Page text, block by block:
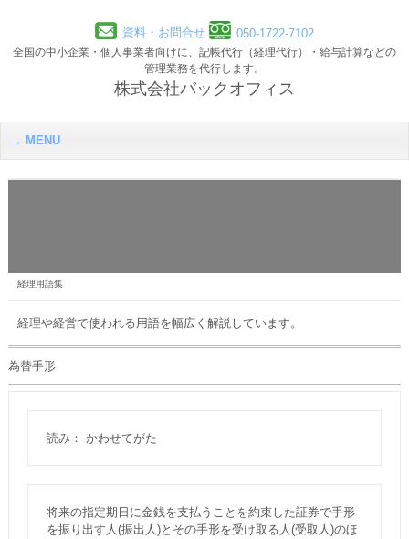
資料・お問合せ 050-1722-7102
全国の中小企業・個人事業者向けに、記帳代行（経理代行）・給与計算などの
管理業務を代行します。
株式会社バックオフィス
MENU
経理用語集
経理や経営で使われる用語を幅広く解説しています。
為替手形
読み： かわせてがた
将来の指定期日に金銭を支払うことを約束した証券で手形
を振り出す人(振出人)とその手形を受け取る人(受取人)のほ